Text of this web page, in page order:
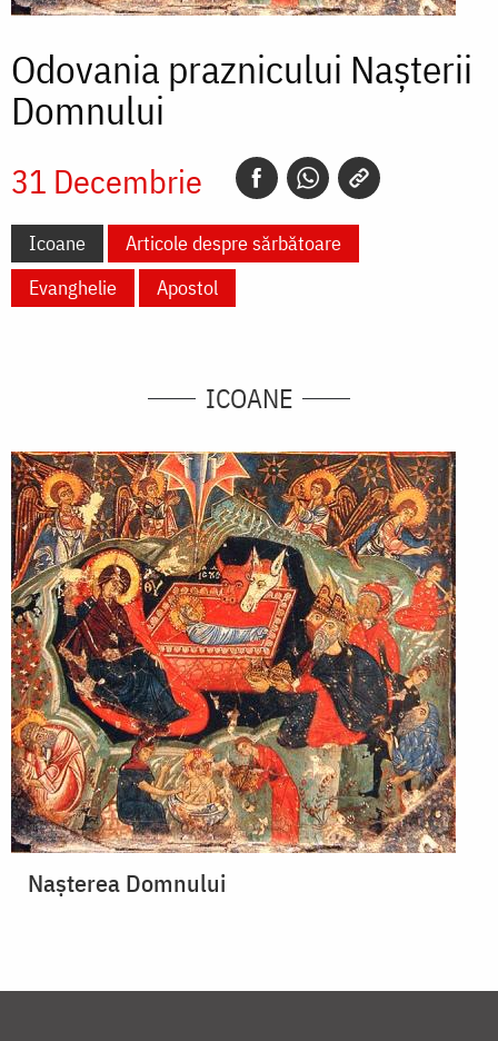
Odovania praznicului Naşterii
Domnului
31 Decembrie
Icoane
Articole despre sărbătoare
Evanghelie
Apostol
ICOANE
Naşterea Domnului